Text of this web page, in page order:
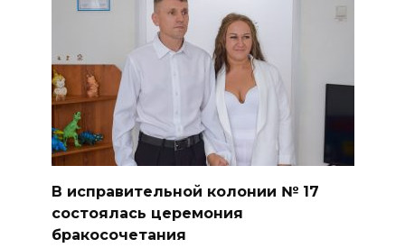
В исправительной колонии № 17
состоялась церемония
бракосочетания